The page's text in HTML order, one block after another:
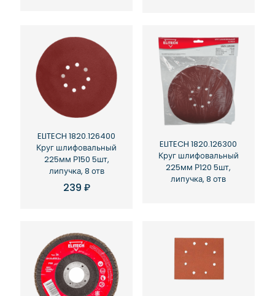
ELITECH 1820.126400
Круг шлифовальный
225мм Р150 5шт,
липучка, 8 отв
239 ₽
ELITECH 1820.126300
Круг шлифовальный
225мм Р120 5шт,
липучка, 8 отв